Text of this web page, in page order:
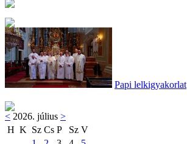
Papi lelkigyakorlat
< 2026. július >
H K Sz Cs P Sz V